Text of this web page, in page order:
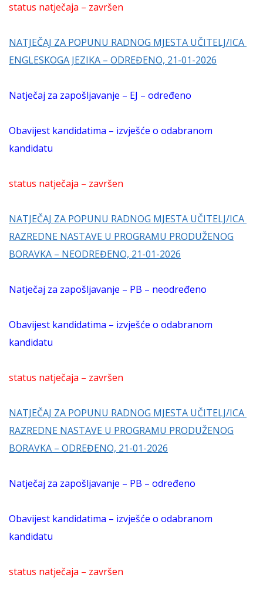
status natječaja – završen
NATJEČAJ ZA POPUNU RADNOG MJESTA UČITELJ/ICA
ENGLESKOGA JEZIKA – ODREĐENO, 21-01-2026
Natječaj za zapošljavanje – EJ – određeno
Obavijest kandidatima – izvješće o odabranom
kandidatu
status natječaja – završen
NATJEČAJ ZA POPUNU RADNOG MJESTA UČITELJ/ICA
RAZREDNE NASTAVE U PROGRAMU PRODUŽENOG
BORAVKA – NEODREĐENO, 21-01-2026
Natječaj za zapošljavanje – PB – neodređeno
Obavijest kandidatima – izvješće o odabranom
kandidatu
status natječaja – završen
NATJEČAJ ZA POPUNU RADNOG MJESTA UČITELJ/ICA
RAZREDNE NASTAVE U PROGRAMU PRODUŽENOG
BORAVKA – ODREĐENO, 21-01-2026
Natječaj za zapošljavanje – PB – određeno
Obavijest kandidatima – izvješće o odabranom
kandidatu
status natječaja – završen